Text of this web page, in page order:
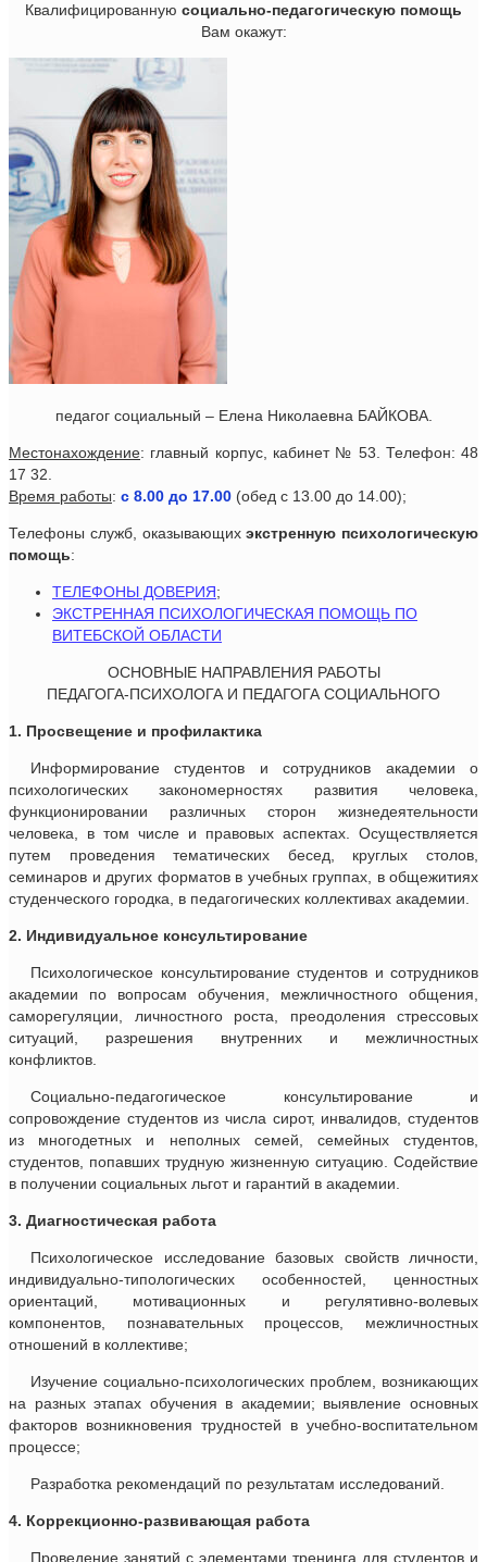
Квалифицированную социально-педагогическую помощь
Вам окажут:
педагог социальный – Елена Николаевна БАЙКОВА.
Местонахождение: главный корпус, кабинет № 53. Телефон: 48
17 32.
Время работы: с 8.00 до 17.00 (обед с 13.00 до 14.00);
Телефоны служб, оказывающихэкстренную психологическую
помощь:
ТЕЛЕФОНЫ ДОВЕРИЯ;
ЭКСТРЕННАЯ ПСИХОЛОГИЧЕСКАЯ ПОМОЩЬ ПО
ВИТЕБСКОЙ ОБЛАСТИ
ОСНОВНЫЕ НАПРАВЛЕНИЯ РАБОТЫ
ПЕДАГОГА-ПСИХОЛОГА И ПЕДАГОГА СОЦИАЛЬНОГО
1. Просвещение и профилактика
Информирование студентов и сотрудников академии о
психологических закономерностях развития человека,
функционировании различных сторон жизнедеятельности
человека, в том числе и правовых аспектах. Осуществляется
путем проведения тематических бесед, круглых столов,
семинаров и других форматов в учебных группах, в общежитиях
студенческого городка, в педагогических коллективах академии.
2. Индивидуальное консультирование
Психологическое консультирование студентов и сотрудников
академии по вопросам обучения, межличностного общения,
саморегуляции, личностного роста, преодоления стрессовых
ситуаций, разрешения внутренних и межличностных
конфликтов.
Социально-педагогическое консультирование и
сопровождение студентов из числа сирот, инвалидов, студентов
из многодетных и неполных семей, семейных студентов,
студентов, попавших трудную жизненную ситуацию. Содействие
в получении социальных льгот и гарантий в академии.
3. Диагностическая работа
Психологическое исследование базовых свойств личности,
индивидуально-типологических особенностей, ценностных
ориентаций, мотивационных и регулятивно-волевых
компонентов, познавательных процессов, межличностных
отношений в коллективе;
Изучение социально-психологических проблем, возникающих
на разных этапах обучения в академии; выявление основных
факторов возникновения трудностей в учебно-воспитательном
процессе;
Разработка рекомендаций по результатам исследований.
4. Коррекционно-развивающая работа
Проведение занятий с элементами тренинга для студентов и